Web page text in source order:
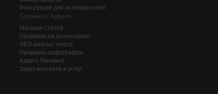
Инструкции для исполнителей
Сервисы Адвего
Магазин статей
Проверка на антиплагиат
SEO-анализ текста
Проверка орфографии
Адвего Лингвист
Заказ контента и услуг